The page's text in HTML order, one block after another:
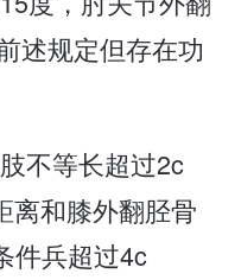
述规定但存在功
不等长超过2c
离和膝外翻胫骨
件兵超过4c